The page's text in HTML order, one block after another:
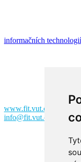
informačních
www.fit.vut.cz
info@fit.vut.cz